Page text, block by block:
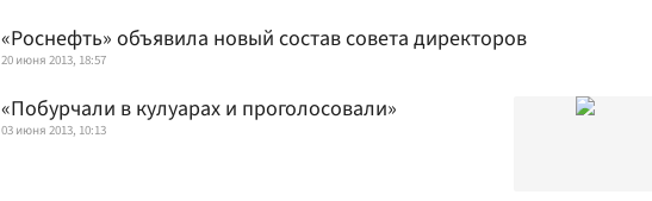
«Роснефть» объявила новый состав совета директоров
20 июня 2013, 18:57
«Побурчали в кулуарах и проголосовали»
03 июня 2013, 10:13